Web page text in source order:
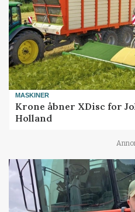
MASKINER
Krone åbner XDisc for
Holland